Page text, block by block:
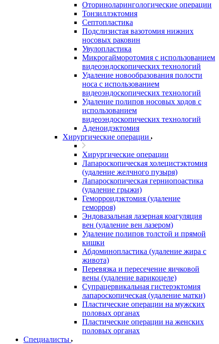
Оториноларингологические операции
Тонзиллэктомия
Септопластика
Подслизистая вазотомия нижних
носовых раковин
Увулопластика
Микрогайморотомия с использованием
видеоэндоскопических технологий
Удаление новообразования полости
носа с использованием
видеоэндоскопических технологий
Удаление полипов носовых ходов с
использованием
видеоэндоскопических технологий
Аденоидэктомия
Хирургические операции
Хирургические операции
Лапароскопическая холецистэктомия
(удаление желчного пузыря)
Лапароскопическая герниопоастика
(удаление грыжи)
Геморроидэктомия (удаление
геморроя)
Эндовазальная лазерная коагуляция
вен (удаление вен лазером)
Удаление полипов толстой и прямой
кишки
Абдоминопластика (удаление жира с
живота)
Перевязка и пересечение яичковой
вены (удаление варикоцеле)
Супрацервикальная гистерэктомия
лапароскопическая (удаление матки)
Пластические операции на мужских
половых органах
Пластические операции на женских
половых органах
Специалисты